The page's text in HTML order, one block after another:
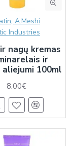
A.Meshi
Industries
nagų kremas
ir
aliejumi 100ml
8.00€